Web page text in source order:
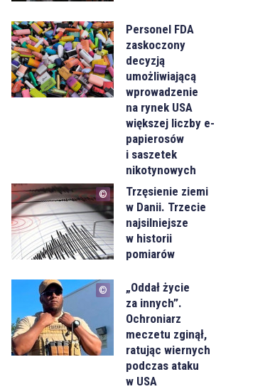
Personel FDA
zaskoczony
decyzją
umożliwiającą
wprowadzenie
na rynek USA
większej liczby e-
papierosów
i saszetek
nikotynowych
Trzęsienie ziemi
w Danii. Trzecie
najsilniejsze
w historii
pomiarów
„Oddał życie
za innych”.
Ochroniarz
meczetu zginął,
ratując wiernych
podczas ataku
w USA